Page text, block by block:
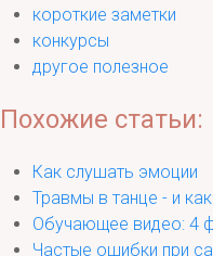
короткие заметки
конкурсы
другое полезное
Похожие статьи:
Как слушать эмоции
Травмы в танце - и
Обучающее видео: 4
Частые ошибки при